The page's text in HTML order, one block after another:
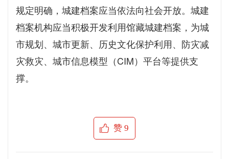
规定明确，城建档案应当依法向社会开放。城建
档案机构应当积极开发利用馆藏城建档案，为城
市规划、城市更新、历史文化保护利用、防灾减
灾救灾、城市信息模型（CIM）平台等提供支
撑。
赞9